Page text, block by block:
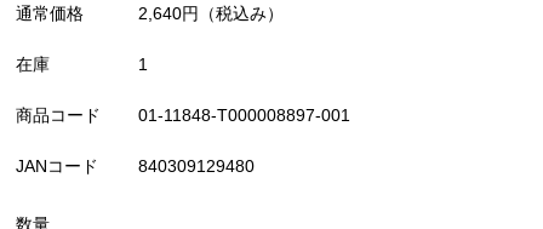
通常価格 2,640円 （税込み）
在庫 1
商品コード 01-11848-T000008897-001
JANコード 840309129480
数量